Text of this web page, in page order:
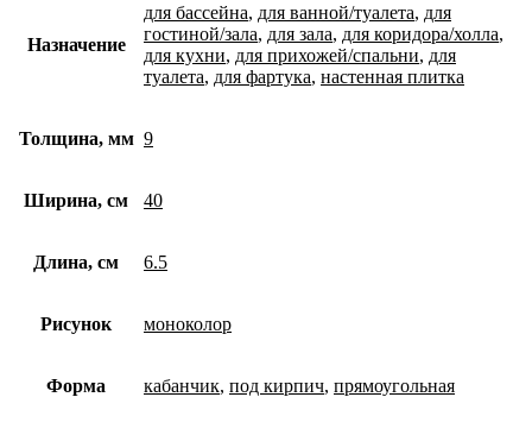
Назначение
для бассейна, для ванной/туалета, для
гостиной/зала, для зала, для коридора/холла,
для кухни, для прихожей/спальни, для
туалета, для фартука, настенная плитка
Толщина, мм 9
Ширина, см 40
Длина, см 6.5
Рисунок моноколор
Форма кабанчик, под кирпич, прямоугольная